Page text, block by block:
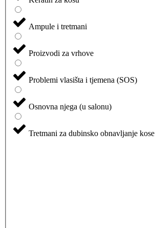
Ampule i tretmani
Proizvodi za vrhove
Problemi vlasišta i tjemena (SOS)
Osnovna njega (u salonu)
Tretmani za dubinsko obnavljanje kose